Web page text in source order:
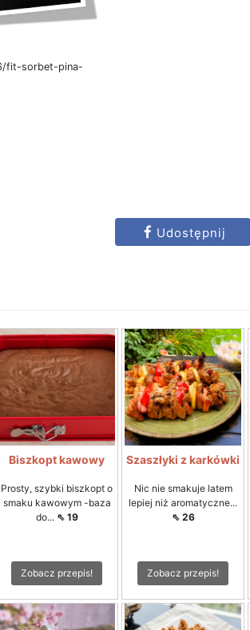
fit-sorbet-pina-
Udostępnij
Biszkopt kawowy
Prosty, szybki biszkopt o
smaku kawowym -baza
do... ⇖ 19
Zobacz przepis!
Szaszłyki z karkówki
Nic nie smakuje latem
lepiej niż aromatyczne...
⇖ 26
Zobacz przepis!